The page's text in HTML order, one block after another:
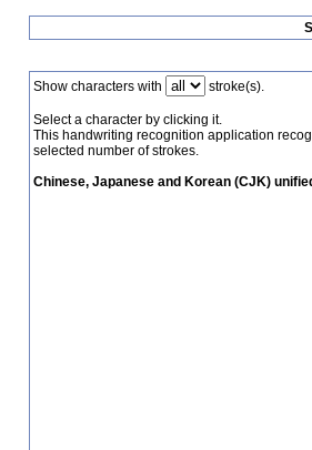
Show characters with stroke(s).
Select a character by clicking it.
This handwriting recognition application
selected number of strokes.
Chinese, Japanese and Korean (CJK)